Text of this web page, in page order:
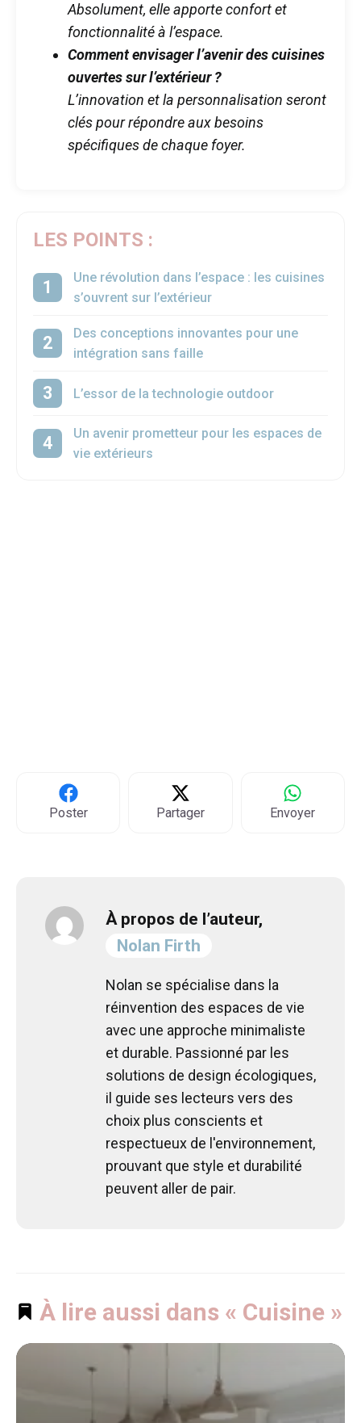
Absolument, elle apporte confort et
fonctionnalité à l’espace.
Comment envisager l’avenir des cuisines
ouvertes sur l’extérieur ?
L’innovation et la personnalisation seront
clés pour répondre aux besoins
spécifiques de chaque foyer.
LES POINTS :
Une révolution dans l’espace : les cuisines
s’ouvrent sur l’extérieur
Des conceptions innovantes pour une
intégration sans faille
L’essor de la technologie outdoor
Un avenir prometteur pour les espaces de
vie extérieurs
Poster Partager Envoyer
À propos de l’auteur,
Nolan Firth
Nolan se spécialise dans la
réinvention des espaces de vie
avec une approche minimaliste
et durable. Passionné par les
solutions de design écologiques,
il guide ses lecteurs vers des
choix plus conscients et
respectueux de l'environnement,
prouvant que style et durabilité
peuvent aller de pair.
À lire aussi dans « Cuisine »